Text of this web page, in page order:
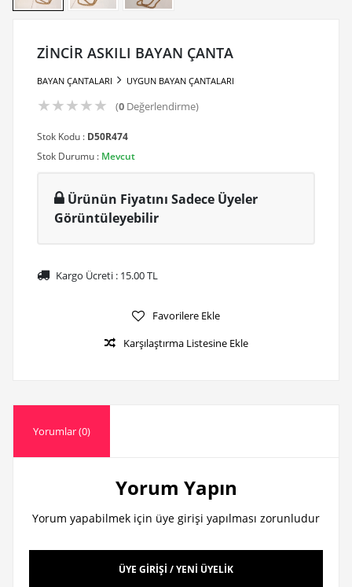
ZİNCİR ASKILI BAYAN ÇANTA
BAYAN ÇANTALARI UYGUN BAYAN ÇANTALARI
★★★★★ (0Değerlendirme)
Stok Kodu : D50R474
Stok Durumu : Mevcut
Ürünün Fiyatını Sadece Üyeler
Görüntüleyebilir
Kargo Ücreti : 15.00TL
Favorilere Ekle
Karşılaştırma Listesine Ekle
Yorumlar (0)
Yorum Yapın
Yorum yapabilmek için üye girişi yapılması zorunludur
ÜYE GİRİŞİ / YENİ ÜYELİK